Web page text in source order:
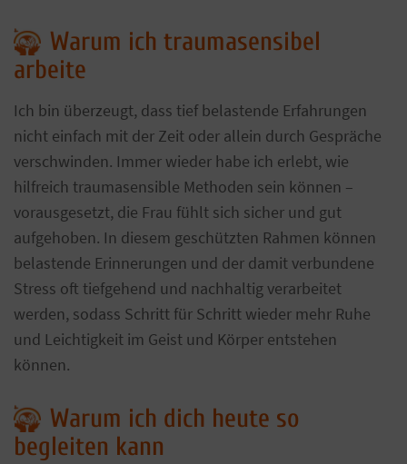
Warum ich traumasensibel
arbeite
Ich bin überzeugt, dass tief belastende Erfahrungen
nicht einfach mit der Zeit oder allein durch Gespräche
verschwinden. Immer wieder habe ich erlebt, wie
hilfreich traumasensible Methoden sein können –
vorausgesetzt, die Frau fühlt sich sicher und gut
aufgehoben. In diesem geschützten Rahmen können
belastende Erinnerungen und der damit verbundene
Stress oft tiefgehend und nachhaltig verarbeitet
werden, sodass Schritt für Schritt wieder mehr Ruhe
und Leichtigkeit im Geist und Körper entstehen
können.
Warum ich dich heute so
begleiten kann